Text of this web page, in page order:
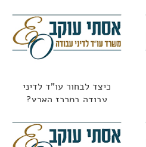
כיצד לבחור עו"ד לדיני
עבודה במרכז הארץ?